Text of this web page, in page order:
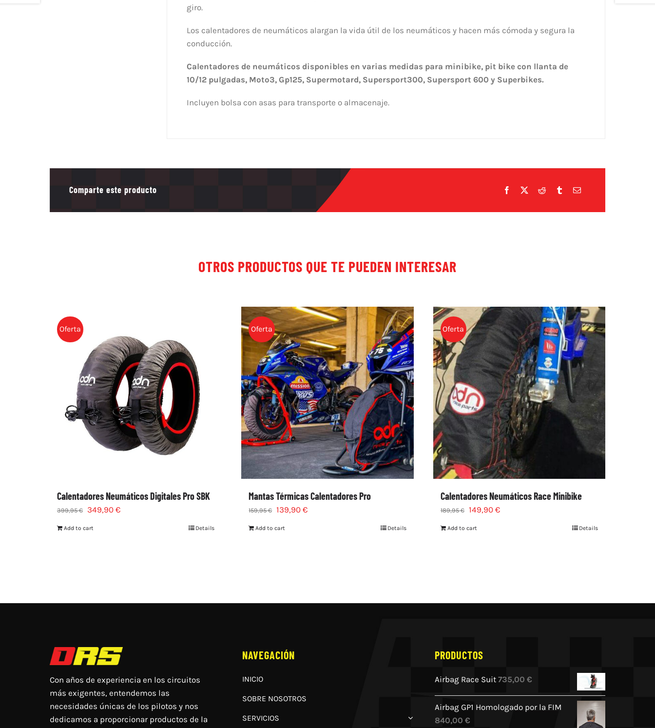
giro.
Los calentadores de neumáticos alargan la vida útil de los neumáticos y hacen más cómoda y segura la
conducción.
Calentadores de neumáticos disponibles en varias medidas para minibike, pit bike con llanta de
10/12 pulgadas, Moto3, Gp125, Supermotard, Supersport300, Supersport 600 y Superbikes.
Incluyen bolsa con asas para transporte o almacenaje.
Comparte este producto
OTROS PRODUCTOS QUE TE PUEDEN INTERESAR
Oferta
Calentadores Neumáticos Digitales Pro SBK
399,95€ 349,90 €
Add to cart Details
Oferta
Mantas Térmicas Calentadores Pro
159,95€ 139,90€
Add to cart Details
Oferta
Calentadores Neumáticos Race Minibike
189,95€ 149,90 €
Add to cart Details
Con años de experiencia en los circuitos
más exigentes, entendemos las
necesidades únicas de los pilotos y nos
dedicamos a proporcionar productos de la
NAVEGACIÓN
INICIO
SOBRE NOSOTROS
SERVICIOS
PRODUCTOS
Airbag Race Suit 735,00€
Airbag GP1 Homologado por la FIM
840,00€